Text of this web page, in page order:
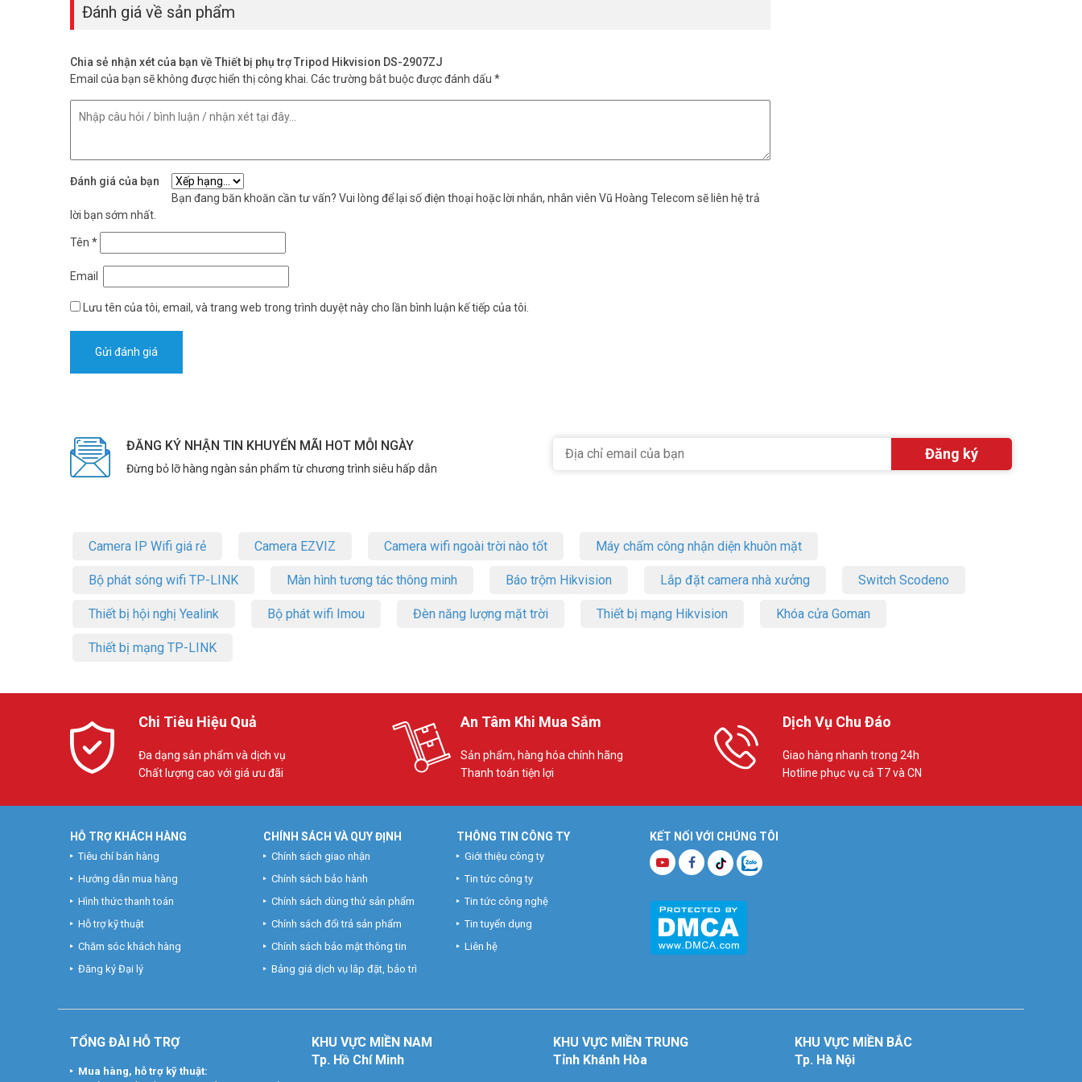
hình ảnh tạiFacebook Vuhoangtelecom
Đánh giá về sản phẩm
Chia sẻ nhận xét của bạn về Thiết bị phụ trợ Tripod Hikvision DS-2907ZJ
Email của bạn sẽ không được hiển thị công khai. Các trường bắt buộc được đánh dấu *
Đánh giá của bạn
Bạn đang băn khoăn cần tư vấn? Vui lòng để lại số điện thoại hoặc lời nhắn, nhân viên Vũ Hoàng Telecom sẽ liên hệ trả
lời bạn sớm nhất.
Tên *
Email
Lưu tên của tôi, email, và trang web trong trình duyệt này cho lần bình luận kế tiếp của tôi.
ĐĂNG KÝ NHẬN TIN KHUYẾN MÃI HOT MỖI NGÀY
Đừng bỏ lỡ hàng ngàn sản phẩm từ chương trình siêu hấp dẫn
Camera IP Wifi giá rẻ Camera EZVIZ Camera wifi ngoài trời nào tốt Máy chấm công nhận diện khuôn mặt
Bộ phát sóng wifi TP-LINK Màn hình tương tác thông minh Báo trộm Hikvision Lắp đặt camera nhà xưởng Switch Scodeno
Thiết bị hội nghị Yealink Bộ phát wifi Imou Đèn năng lượng mặt trời Thiết bị mạng Hikvision Khóa cửa Goman
Thiết bị mạng TP-LINK
Chi Tiêu Hiệu Quả
Đa dạng sản phẩm và dịch vụ
Chất lượng cao với giá ưu đãi
An Tâm Khi Mua Sắm
Sản phẩm, hàng hóa chính hãng
Thanh toán tiện lợi
Dịch Vụ Chu Đáo
Giao hàng nhanh trong 24h
Hotline phục vụ cả T7 và CN
KẾT NỐI VỚI CHÚNG TÔI
HỖ TRỢ KHÁCH HÀNG
Tiêu chí bán hàng
Hướng dẫn mua hàng
Hình thức thanh toán
Hỗ trợ kỹ thuật
Chăm sóc khách hàng
Đăng ký Đại lý
CHÍNH SÁCH VÀ QUY ĐỊNH
Chính sách giao nhận
Chính sách bảo hành
Chính sách dùng thử sản phẩm
Chính sách đổi trả sản phẩm
Chính sách bảo mật thông tin
Bảng giá dịch vụ lắp đặt, bảo trì
THÔNG TIN CÔNG TY
Giới thiệu công ty
Tin tức công ty
Tin tức công nghệ
Tin tuyển dụng
Liên hệ
TỔNG ĐÀI HỖ TRỢ
Mua hàng, hỗ trợ kỹ thuật:
KHU VỰC MIỀN NAM
Tp. Hồ Chí Minh
KHU VỰC MIỀN TRUNG
Tỉnh Khánh Hòa
KHU VỰC MIỀN BẮC
Tp. Hà Nội